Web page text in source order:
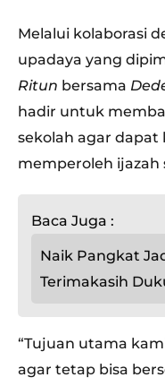
Melalui kolaborasi
upadaya yang
Ritun bersama
hadir untuk
sekolah agar dapat
memperoleh ijazah
Baca Juga :
Naik Pangkat
Terimakasih
“Tujuan utama
agar tetap bisa